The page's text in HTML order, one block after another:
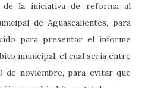
la iniciativa de reforma al
de Aguascalientes, para
para presentar el informe
municipal, el cual sería entre
noviembre, para evitar que